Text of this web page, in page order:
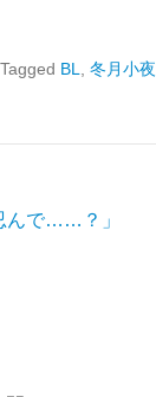
Tagged BL, 冬月小夜
んで……？」